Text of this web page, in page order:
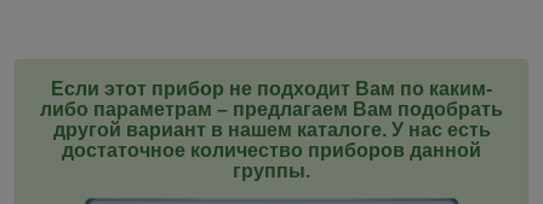
Если этот прибор не подходит Вам по каким-
либо параметрам – предлагаем Вам подобрать
другой вариант в нашем каталоге. У нас есть
достаточное количество приборов данной
группы.